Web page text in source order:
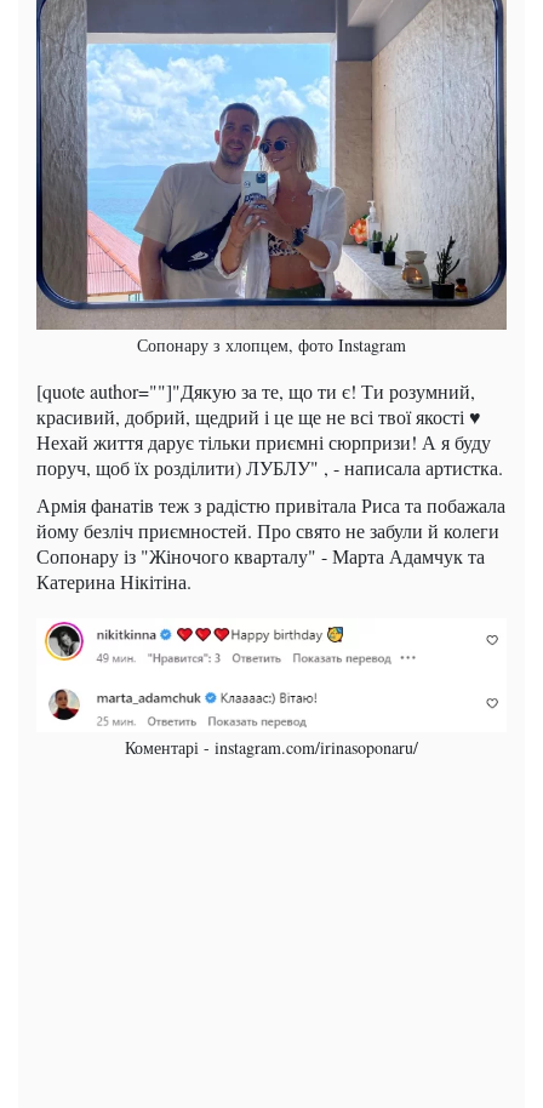
Сопонару з хлопцем, фото Instagram
[quote author=""]"Дякую за те, що ти є! Ти розумний,
красивий, добрий, щедрий і це ще не всі твої якості ♥️
Нехай життя дарує тільки приємні сюрпризи! А я буду
поруч, щоб їх розділити) ЛУБЛУ" , - написала артистка.
Армія фанатів теж з радістю привітала Риса та побажала
йому безліч приємностей. Про свято не забули й колеги
Сопонару із "Жіночого кварталу" - Марта Адамчук та
Катерина Нікітіна.
Коментарі - instagram.com/irinasoponaru/